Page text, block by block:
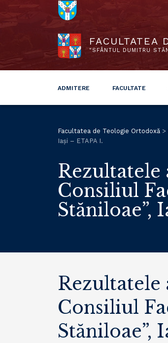
FACULTATEA
"SFÂNTUL DUMITRU
ADMITERE FACULTATE
Facultatea de Teologie Ortodoxă >
Iași – ETAPA I.
Consiliul
Stăniloae”,
Consiliul
Stăniloae”,